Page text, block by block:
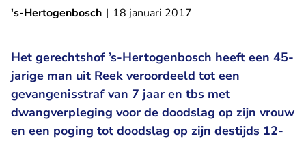
's-Hertogenbosch | 18 januari 2017
Het gerechtshof ’s-Hertogenbosch heeft een 45-
jarige man uit Reek veroordeeld tot een
gevangenisstraf van 7 jaar en tbs met
dwangverpleging voor de doodslag op zijn vrouw
en een poging tot doodslag op zijn destijds 12-